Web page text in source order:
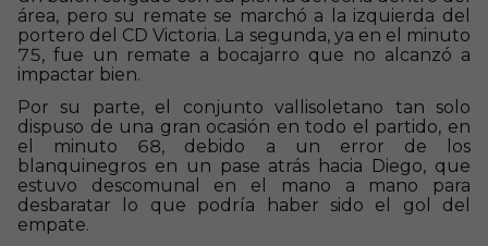
área, pero su remate se marchó a la izquierda del
portero del CD Victoria. La segunda, ya en el minuto
75, fue un remate a bocajarro que no alcanzó a
impactar bien.
Por su parte, el conjunto vallisoletano tan solo
dispuso de una gran ocasión en todo el partido, en
el minuto 68, debido a un error de los
blanquinegros en un pase atrás hacia Diego, que
estuvo descomunal en el mano a mano para
desbaratar lo que podría haber sido el gol del
empate.